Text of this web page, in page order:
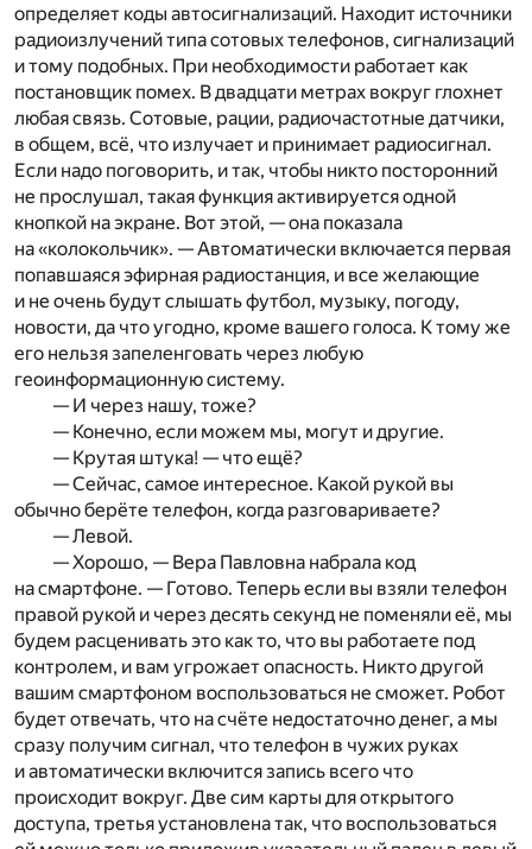
определяет коды автосигнализаций. Находит источники
радиоизлучений типа сотовых телефонов, сигнализаций
и тому подобных. При необходимости работает как
постановщик помех. В двадцати метрах вокруг глохнет
любая связь. Сотовые, рации, радиочастотные датчики,
в общем, всё, что излучает и принимает радиосигнал.
Если надо поговорить, и так, чтобы никто посторонний
не прослушал, такая функция активируется одной
кнопкой на экране. Вот этой, — она показала
на «колокольчик». — Автоматически включается первая
попавшаяся эфирная радиостанция, и все желающие
и не очень будут слышать футбол, музыку, погоду,
новости, да что угодно, кроме вашего голоса. К тому же
его нельзя запеленговать через любую
геоинформационную систему.
— И через нашу, тоже?
— Конечно, если можем мы, могут и другие.
— Крутая штука! — что ещё?
— Сейчас, самое интересное. Какой рукой вы
обычно берёте телефон, когда разговариваете?
— Левой.
— Хорошо, — Вера Павловна набрала код
на смартфоне. — Готово. Теперь если вы взяли телефон
правой рукой и через десять секунд не поменяли её, мы
будем расценивать это как то, что вы работаете под
контролем, и вам угрожает опасность. Никто другой
вашим смартфоном воспользоваться не сможет. Робот
будет отвечать, что на счёте недостаточно денег, а мы
сразу получим сигнал, что телефон в чужих руках
и автоматически включится запись всего что
происходит вокруг. Две сим карты для открытого
доступа, третья установлена так, что воспользоваться